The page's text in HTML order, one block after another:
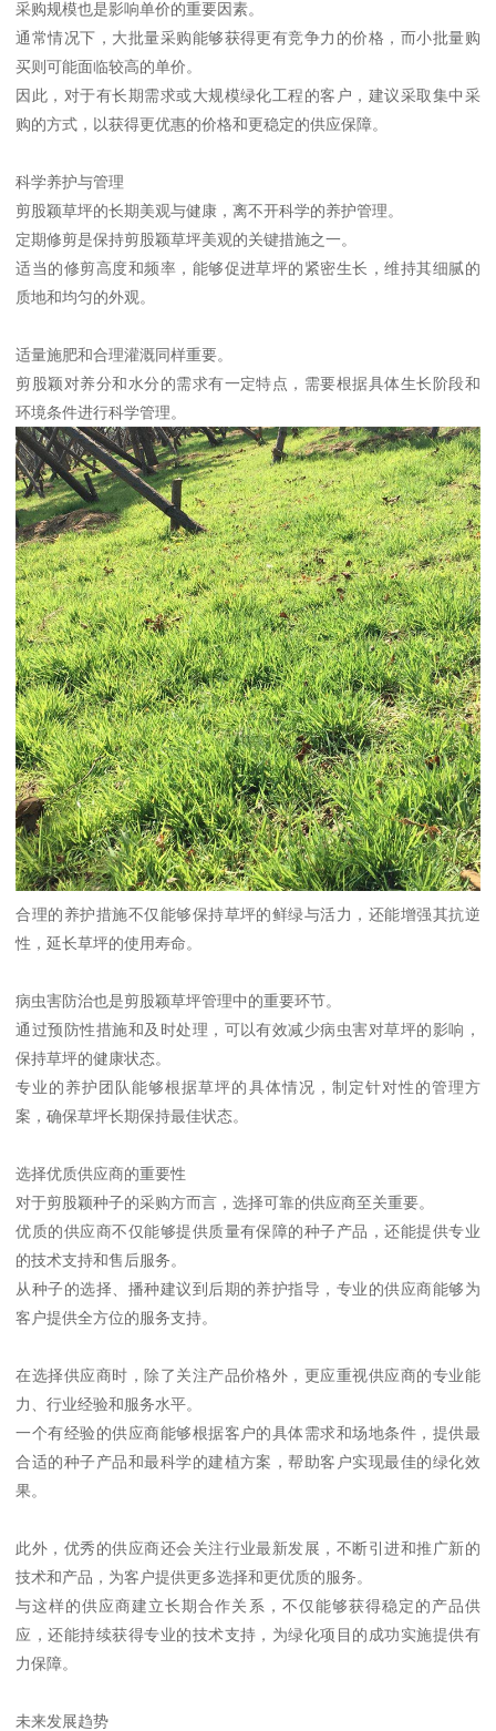
采购规模也是影响单价的重要因素。
通常情况下，大批量采购能够获得更有竞争力的价格，而小批量购
买则可能面临较高的单价。
因此，对于有长期需求或大规模绿化工程的客户，建议采取集中采
购的方式，以获得更优惠的价格和更稳定的供应保障。
科学养护与管理
剪股颖草坪的长期美观与健康，离不开科学的养护管理。
定期修剪是保持剪股颖草坪美观的关键措施之一。
适当的修剪高度和频率，能够促进草坪的紧密生长，维持其细腻的
质地和均匀的外观。
适量施肥和合理灌溉同样重要。
剪股颖对养分和水分的需求有一定特点，需要根据具体生长阶段和
环境条件进行科学管理。
合理的养护措施不仅能够保持草坪的鲜绿与活力，还能增强其抗逆
性，延长草坪的使用寿命。
病虫害防治也是剪股颖草坪管理中的重要环节。
通过预防性措施和及时处理，可以有效减少病虫害对草坪的影响，
保持草坪的健康状态。
专业的养护团队能够根据草坪的具体情况，制定针对性的管理方
案，确保草坪长期保持最佳状态。
选择优质供应商的重要性
对于剪股颖种子的采购方而言，选择可靠的供应商至关重要。
优质的供应商不仅能够提供质量有保障的种子产品，还能提供专业
的技术支持和售后服务。
从种子的选择、播种建议到后期的养护指导，专业的供应商能够为
客户提供全方位的服务支持。
在选择供应商时，除了关注产品价格外，更应重视供应商的专业能
力、行业经验和服务水平。
一个有经验的供应商能够根据客户的具体需求和场地条件，提供最
合适的种子产品和最科学的建植方案，帮助客户实现最佳的绿化效
果。
此外，优秀的供应商还会关注行业最新发展，不断引进和推广新的
技术和产品，为客户提供更多选择和更优质的服务。
与这样的供应商建立长期合作关系，不仅能够获得稳定的产品供
应，还能持续获得专业的技术支持，为绿化项目的成功实施提供有
力保障。
未来发展趋势